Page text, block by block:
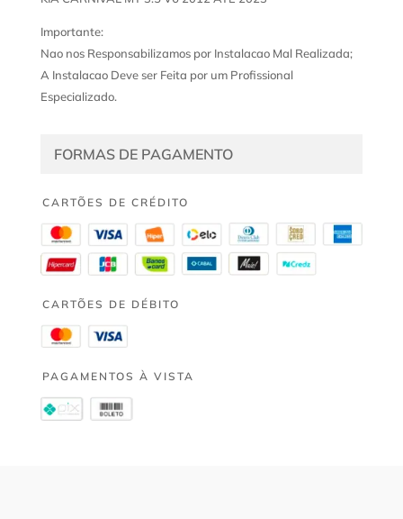
Importante:
Nao nos Responsabilizamos por Instalacao Mal Realizada;
A Instalacao Deve ser Feita por um Profissional
Especializado.
FORMAS DE PAGAMENTO
CARTÕES DE CRÉDITO
CARTÕES DE DÉBITO
PAGAMENTOS À VISTA